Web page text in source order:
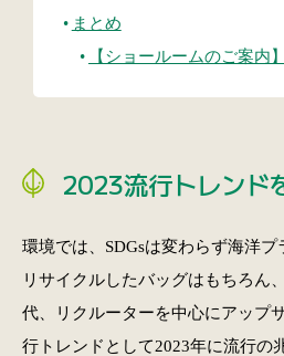
まとめ
【ショールームのご案内】
2023流行トレンド
環境では、SDGsは変わらず海洋
リサイクルしたバッグはもちろん
代、リクルーターを中心にアップ
行トレンドとして2023年に流行の